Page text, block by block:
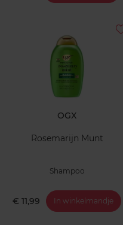
OGX
Rosemarijn Munt
Shampoo
€ 11,99 In winkelmandje